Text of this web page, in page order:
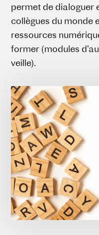
permet de dialoguer
collègues du monde
ressources
former (modules
veille).